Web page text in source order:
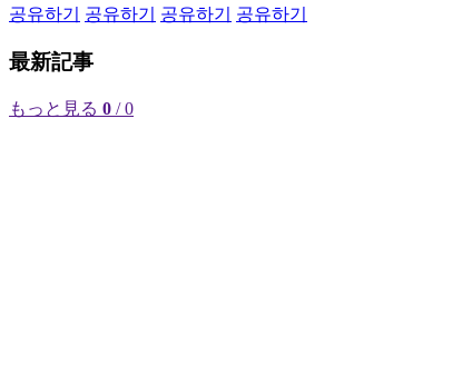
공유하기
공유하기 공유하기 공유하기
最新記事
もっと見る 0 / 0